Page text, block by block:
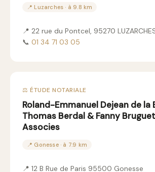
📍 Luzarches · à 9.8 km
📍 22 rue du Pontcel, 95270
📞 01 34 71 03 05
⚖️ ÉTUDE NOTARIALE
Roland-Emmanuel Dejean de la
Thomas Berdal & Fanny
Associes
📍 Gonesse · à 7.9 km
📍 12 B Rue de Paris 95500 Gonesse